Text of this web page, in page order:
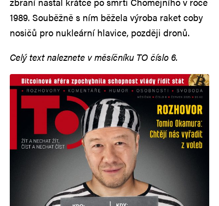
1989. Souběžně s ním běžela výroba raket coby
nosičů pro nukleární hlavice, později dronů.
Celý text naleznete v měsíčníku TO číslo 6.